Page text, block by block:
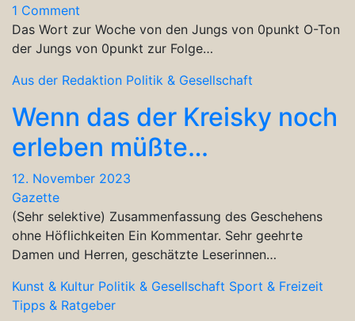
1 Comment
Das Wort zur Woche von den Jungs von 0punkt O-Ton
der Jungs von 0punkt zur Folge…
Aus der Redaktion Politik & Gesellschaft
Wenn das der Kreisky noch
erleben müßte…
12. November 2023
Gazette
(Sehr selektive) Zusammenfassung des Geschehens
ohne Höflichkeiten Ein Kommentar. Sehr geehrte
Damen und Herren, geschätzte Leserinnen…
Kunst & Kultur Politik & Gesellschaft Sport & Freizeit
Tipps & Ratgeber